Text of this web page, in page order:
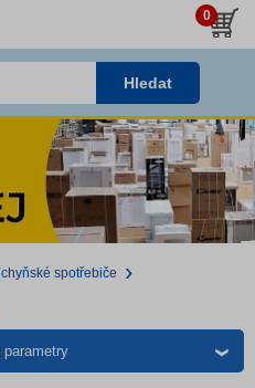
0
Hledat
spotřebiče
parametry